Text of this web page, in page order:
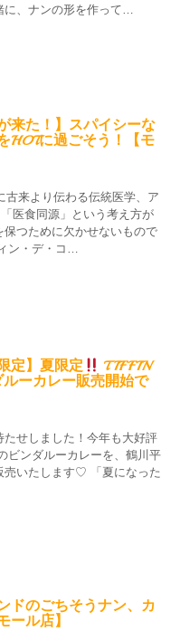
、ナンの形を作って…
来た！】スパイシーな
HOTに過ごそう！【モ
古来より伝わる伝統医学、ア
医食同源」という考え方が
つために欠かせないもので
ン・デ・コ…
定】夏限定
TIFFIN
ルーカレー販売開始で
せしました！今年も大好評
ビンダルーカレーを、鶴川平
売いたします♡ 「夏になった
ドのごちそうナン、カ
ール店】